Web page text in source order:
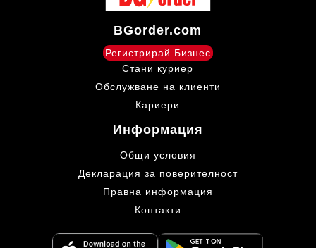
BGorder.com
Регистрирай Бизнес
Стани куриер
Обслужване на клиенти
Кариери
Информация
Общи условия
Декларация за поверителност
Правна информация
Контакти